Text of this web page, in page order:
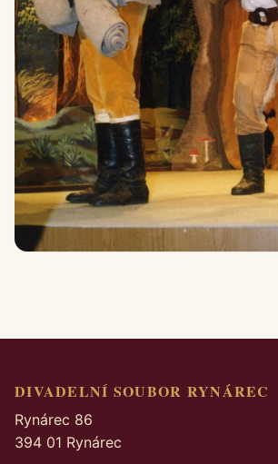
DIVADELNÍ SOUBOR RYNÁREC
Rynárec 86
394 01 Rynárec